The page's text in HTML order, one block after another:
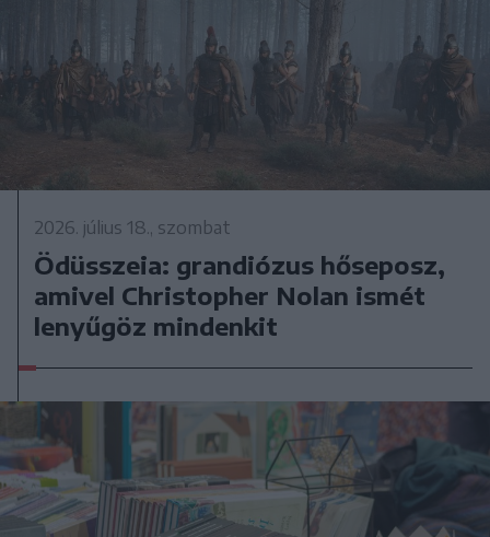
2026. július 18., szombat
Ödüsszeia: grandiózus hőseposz,
amivel Christopher Nolan ismét
lenyűgöz mindenkit